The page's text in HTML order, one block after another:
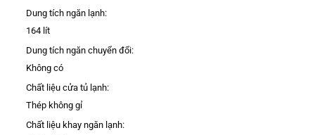
Dung tích ngăn lạnh:
164 lít
Dung tích ngăn chuyển đổi:
Không có
Chất liệu cửa tủ lạnh:
Thép không gỉ
Chất liệu khay ngăn lạnh: